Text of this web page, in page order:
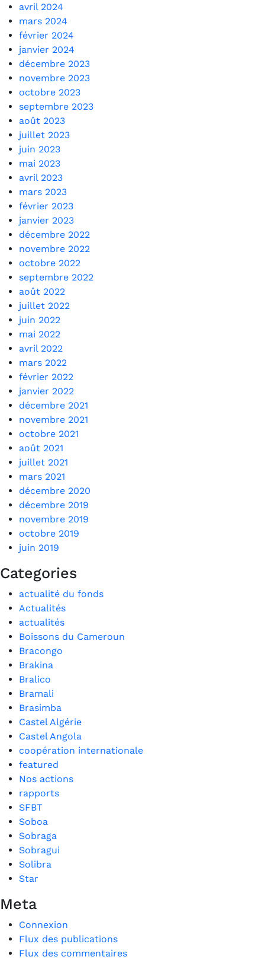
avril 2024
mars 2024
février 2024
janvier 2024
décembre 2023
novembre 2023
octobre 2023
septembre 2023
août 2023
juillet 2023
juin 2023
mai 2023
avril 2023
mars 2023
février 2023
janvier 2023
décembre 2022
novembre 2022
octobre 2022
septembre 2022
août 2022
juillet 2022
juin 2022
mai 2022
avril 2022
mars 2022
février 2022
janvier 2022
décembre 2021
novembre 2021
octobre 2021
août 2021
juillet 2021
mars 2021
décembre 2020
décembre 2019
novembre 2019
octobre 2019
juin 2019
Categories
actualité du fonds
Actualités
actualités
Boissons du Cameroun
Bracongo
Brakina
Bralico
Bramali
Brasimba
Castel Algérie
Castel Angola
coopération internationale
featured
Nos actions
rapports
SFBT
Soboa
Sobraga
Sobragui
Solibra
Star
Meta
Connexion
Flux des publications
Flux des commentaires